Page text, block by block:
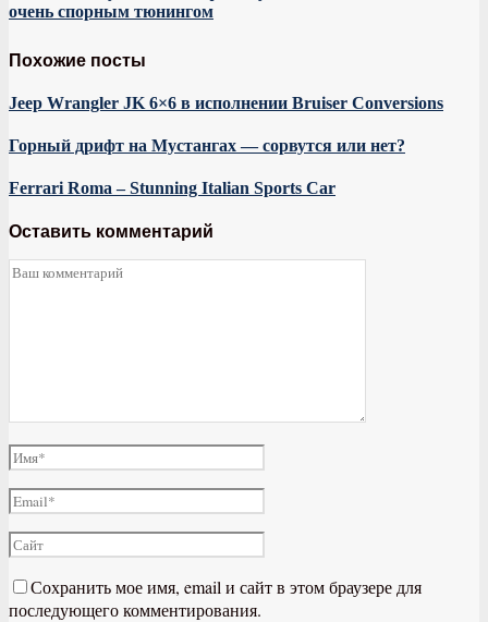
очень спорным тюнингом
Похожие посты
Jeep Wrangler JK 6×6 в исполнении Bruiser Conversions
Горный дрифт на Мустангах — сорвутся или нет?
Ferrari Roma – Stunning Italian Sports Car
Оставить комментарий
Сохранить мое имя, email и сайт в этом браузере для
последующего комментирования.